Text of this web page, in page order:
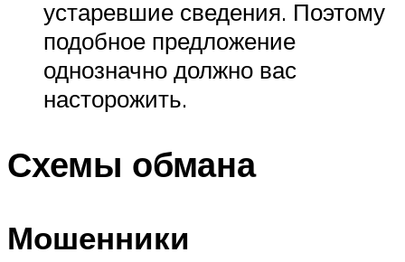
устаревшие сведения. Поэтому
подобное предложение
однозначно должно вас
насторожить.
Схемы обмана
Мошенники